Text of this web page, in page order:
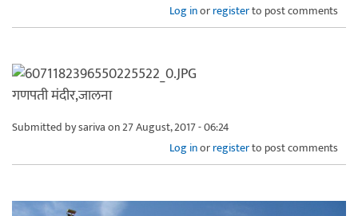
Log inorregisterto post comments
गणपती मंदीर,जालना
Submitted bysarivaon 27 August, 2017 - 06:24
Log inorregisterto post comments